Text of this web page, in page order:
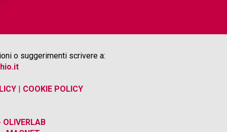
o suggerimenti scrivere a:
| COOKIE POLICY
OLIVERLAB